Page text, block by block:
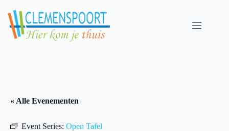
content
« Alle Evenementen
Event Series: Open Tafel